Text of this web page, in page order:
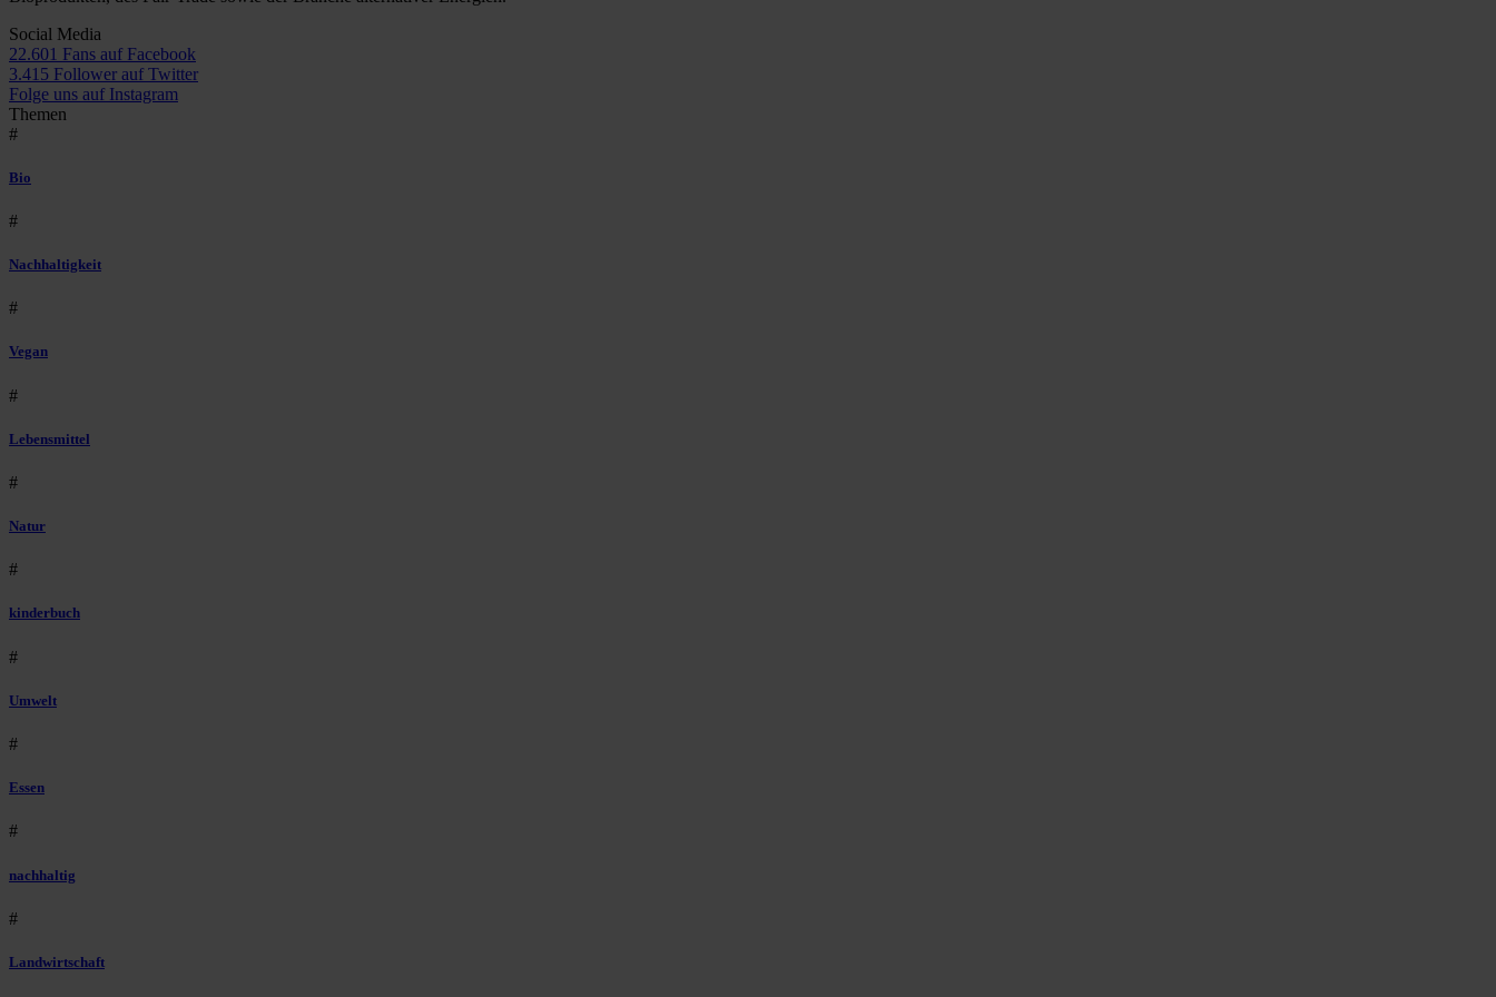
Social Media
22.601 Fans auf Facebook
3.415 Follower auf Twitter
Folge uns auf Instagram
Themen
#
Bio
#
Nachhaltigkeit
#
Vegan
#
Lebensmittel
#
Natur
#
kinderbuch
#
Umwelt
#
Essen
#
nachhaltig
#
Landwirtschaft